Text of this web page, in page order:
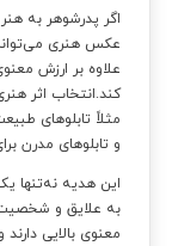
اگر پدرشوهر به
عکس هنری
علاوه بر ارزش
کند.انتخاب اثر
مثلاً تابلوهای
و تابلوهای مدرن
این هدیه نه‌تنها
به علایق و
معنوی بالایی دارند